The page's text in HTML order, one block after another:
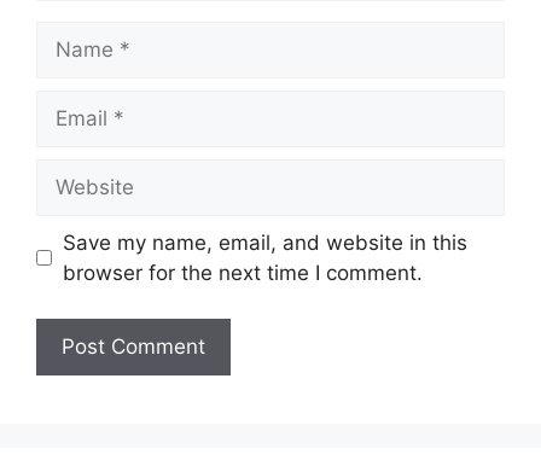
Save my name, email, and website in this
browser for the next time I comment.